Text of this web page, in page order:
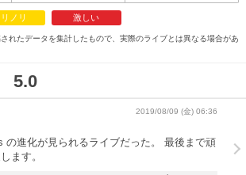
リノリ 激しい
れたデータを集計したもので、実際のライブとは異なる場合があ
5.0
2019/08/09 (金) 06:36
の進化が見られるライブだった。 最後まで頑
ます。